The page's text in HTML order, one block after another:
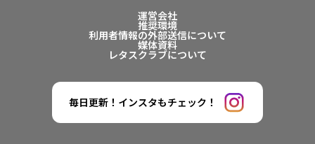
運営会社
推奨環境
利用者情報の外部送信について
媒体資料
レタスクラブについて
毎日更新！インスタもチェック！